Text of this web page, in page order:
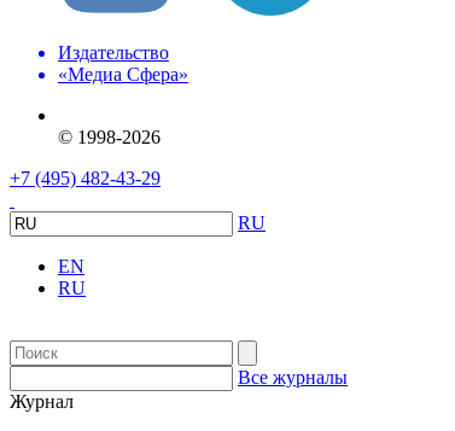
Издательство
«Медиа Сфера»
© 1998-2026
+7 (495) 482-43-29
RU
EN
RU
Все журналы
Журнал